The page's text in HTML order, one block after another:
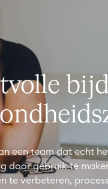
een team dat echt
door gebruik te
te verbeteren,